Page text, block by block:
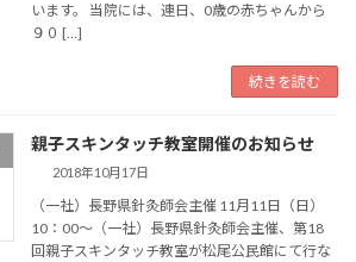
います。 当院には、連日、0歳の赤ちゃんから
９０ […]
続きを読む
親子スキンタッチ教室開催のお知らせ
2018年10月17日
（一社）長野県針灸師会主催 11月11日（日）
10：00～（一社）長野県針灸師会主催、第18
回親子スキンタッチ教室が松尾公民館にて行な